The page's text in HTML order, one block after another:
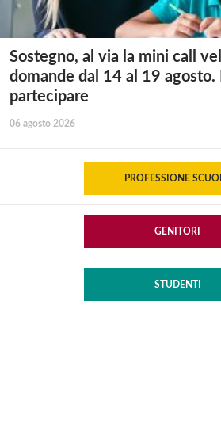
Sostegno, al via la mini call
domande dal 14 al 19 agosto.
partecipare
06 agosto 2026
PROFESSIONE
GENITORI
STUDENTI